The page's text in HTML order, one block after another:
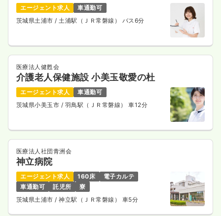
エージェント求人
車通勤可
茨城県土浦市/ 土浦駅（ＪＲ常磐線） バス6分
医療法人健甦会
介護老人保健施設 小美玉敬愛の杜
エージェント求人
車通勤可
茨城県小美玉市 / 羽鳥駅（ＪＲ常磐線） 車12分
医療法人社団青洲会
神立病院
エージェント求人 160床
電子カルテ
車通勤可
託児所
寮
茨城県土浦市 / 神立駅（ＪＲ常磐線） 車5分